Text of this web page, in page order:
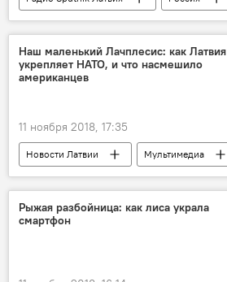
Игорь Ковалев
Совет Европы
Наш маленький Лачплесис: как Латвия
укрепляет НАТО, и что насмешило
американцев
11 ноября 2018, 17:35
Новости Латвии Мультимедиа
Рыжая разбойница: как лиса украла
смартфон